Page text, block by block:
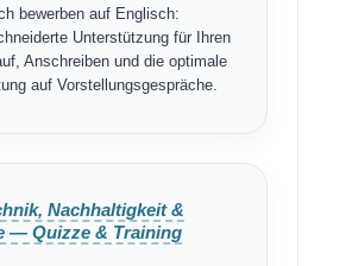
bewerben auf Englisch:
Unterstützung für Ihren
Anschreiben und die optimale
auf Vorstellungsgespräche.
Nachhaltigkeit &
— Quizze & Training